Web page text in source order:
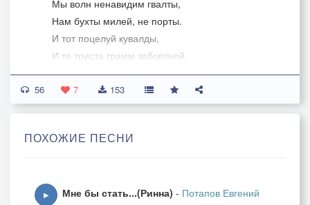
Мы волн ненавидим гвалты,
Нам бухты милей, не порты.
И тот поцелуй кувалды,
И те триста грамм забортной.
Настала пора болтанок.
Узлов поднакиньте ходу!
Открыла на нас охоту.
Уверенно, зычно, строго...
56 7 153
ПОХОЖИЕ ПЕСНИ
▶ Мне бы стать...(Ринна) - Потапов Евгений